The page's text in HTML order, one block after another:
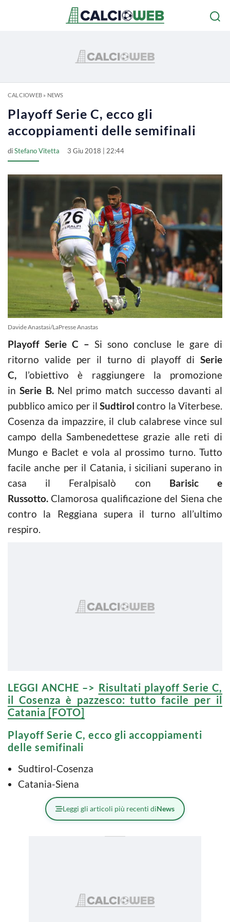
CALCIOWEB» NEWS
Playoff Serie C, ecco gli
accoppiamenti delle semifinali
diStefano Vitetta 3 Giu 2018 | 22:44
Davide Anastasi/LaPresse Anastas
Playoff Serie C – Si sono concluse le gare di
ritorno valide per il turno di playoff di Serie
C, l’obiettivo è raggiungere la promozione
inSerie B.Nel primo match successo davanti al
pubblico amico per ilSudtirol contro la Viterbese.
Cosenza da impazzire, il club calabrese vince sul
campo della Sambenedettese grazie alle reti di
Mungo e Baclet e vola al prossimo turno. Tutto
facile anche per il Catania, i siciliani superano in
casa il Feralpisalò con Barisic e
Russotto. Clamorosa qualificazione del Siena che
contro la Reggiana supera il turno all’ultimo
respiro.
LEGGI ANCHE –> Risultati playoff Serie C,
il Cosenza è pazzesco: tutto facile per il
Catania [FOTO]
Playoff Serie C, ecco gli accoppiamenti
delle semifinali
Sudtirol-Cosenza
Catania-Siena
Leggi gli articoli più recenti diNews